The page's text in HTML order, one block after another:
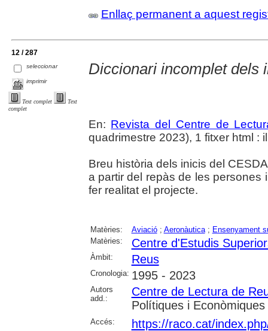
Enllaç permanent a aquest
12 / 287
seleccionar
imprimir
Text complet
Text
complet
Diccionari incomplet dels
En: Revista del Centre de
quadrimestre 2023), 1 fitxer html :
Breu història dels inicis del
a partir del repàs de les persones
fer realitat el projecte.
Matèries: Aviació; Aeronàutica; Ensenyament
Matèries:
Centre d'Estudis
Àmbit: Reus
Cronologia: 1995 - 2023
Autors
add.:
Centre de Lectura de
Polítiques i Econòmiques
Accés:
https://raco.cat/